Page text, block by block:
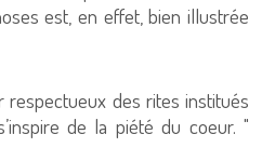
est, en effet, bien illustrée
des rites institués
de la piété du coeur. "